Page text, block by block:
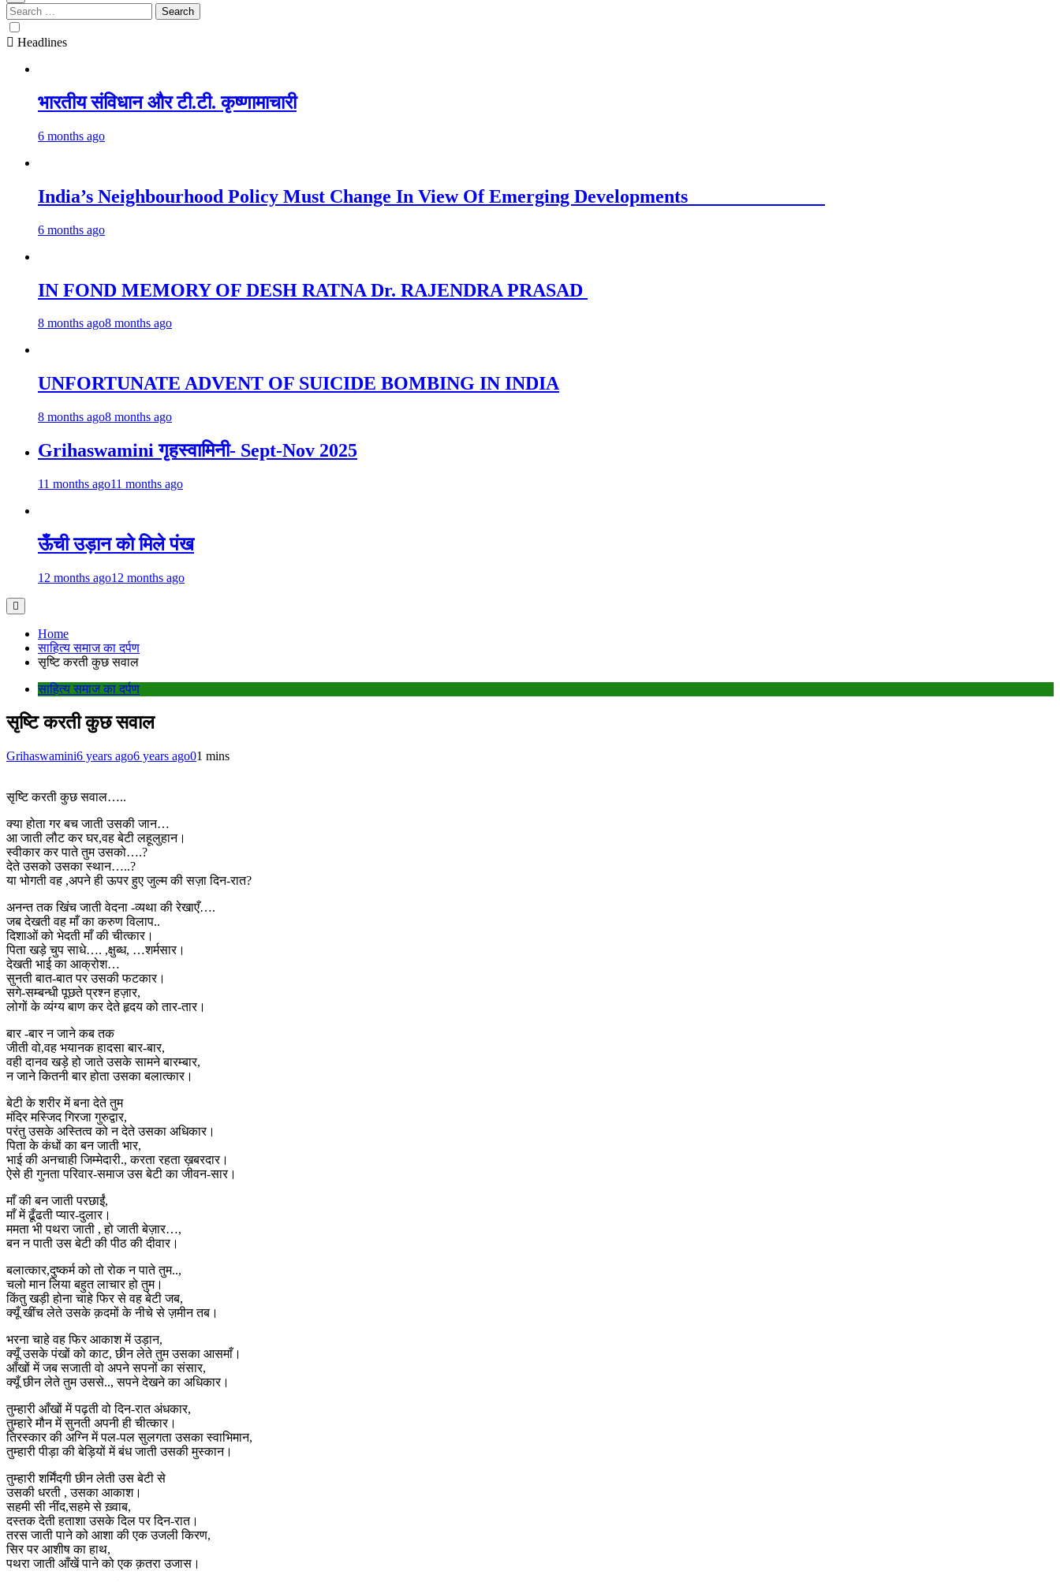
Search
for:
Headlines
भारतीय संविधान और टी.टी. कृष्णामाचारी
6 months ago
India’s Neighbourhood Policy Must Change In View Of Emerging Developments
6 months ago
IN FOND MEMORY OF DESH RATNA Dr. RAJENDRA PRASAD
8 months ago8 months ago
UNFORTUNATE ADVENT OF SUICIDE BOMBING IN INDIA
8 months ago8 months ago
Grihaswamini गृहस्वामिनी- Sept-Nov 2025
11 months ago11 months ago
ऊँची उड़ान को मिले पंख
12 months ago12 months ago
Home
साहित्य समाज का दर्पण
सृष्टि करती कुछ सवाल
साहित्य समाज का दर्पण
सृष्टि करती कुछ सवाल
Grihaswamini6 years ago6 years ago01 mins
सृष्टि करती कुछ सवाल…..
क्या होता गर बच जाती उसकी जान…
आ जाती लौट कर घर,वह बेटी लहूलुहान।
स्वीकार कर पाते तुम उसको….?
देते उसको उसका स्थान…..?
या भोगती वह ,अपने ही ऊपर हुए जुल्म की सज़ा दिन-रात?
अनन्त तक खिंच जाती वेदना -व्यथा की रेखाएँ….
जब देखती वह माँ का करुण विलाप..
दिशाओं को भेदती माँ की चीत्कार।
पिता खड़े चुप साधे…. ,क्षुब्ध, …शर्मसार।
देखती भाई का आक्रोश…
सुनती बात-बात पर उसकी फटकार।
सगे-सम्बन्धी पूछते प्रश्न हज़ार,
लोगों के व्यंग्य बाण कर देते हृदय को तार-तार।
बार -बार न जाने कब तक
जीती वो,वह भयानक हादसा बार-बार,
वही दानव खड़े हो जाते उसके सामने बारम्बार,
न जाने कितनी बार होता उसका बलात्कार।
बेटी के शरीर में बना देते तुम
मंदिर मस्जिद गिरजा गुरुद्वार,
परंतु उसके अस्तित्व को न देते उसका अधिकार।
पिता के कंधों का बन जाती भार,
भाई की अनचाही जिम्मेदारी., करता रहता ख़बरदार।
ऐसे ही गुनता परिवार-समाज उस बेटी का जीवन-सार।
माँ की बन जाती परछाईं,
माँ में ढूँढती प्यार-दुलार।
ममता भी पथरा जाती , हो जाती बेज़ार…,
बन न पाती उस बेटी की पीठ की दीवार।
बलात्कार,दुष्कर्म को तो रोक न पाते तुम..,
चलो मान लिया बहुत लाचार हो तुम।
किंतु खड़ी होना चाहे फिर से वह बेटी जब,
क्यूँ खींच लेते उसके क़दमों के नीचे से ज़मीन तब।
भरना चाहे वह फिर आकाश में उड़ान,
क्यूँ उसके पंखों को काट, छीन लेते तुम उसका आसमाँ।
आँखों में जब सजाती वो अपने सपनों का संसार,
क्यूँ छीन लेते तुम उससे.., सपने देखने का अधिकार।
तुम्हारी आँखों में पढ़ती वो दिन-रात अंधकार,
तुम्हारे मौन में सुनती अपनी ही चीत्कार।
तिरस्कार की अग्नि में पल-पल सुलगता उसका स्वाभिमान,
तुम्हारी पीड़ा की बेड़ियों में बंध जाती उसकी मुस्कान।
तुम्हारी शर्मिंदगी छीन लेती उस बेटी से
उसकी धरती , उसका आकाश।
सहमी सी नींद,सहमे से ख़्वाब,
दस्तक देती हताशा उसके दिल पर दिन-रात।
तरस जाती पाने को आशा की एक उजली किरण,
सिर पर आशीष का हाथ,
पथरा जाती आँखें पाने को एक क़तरा उजास।